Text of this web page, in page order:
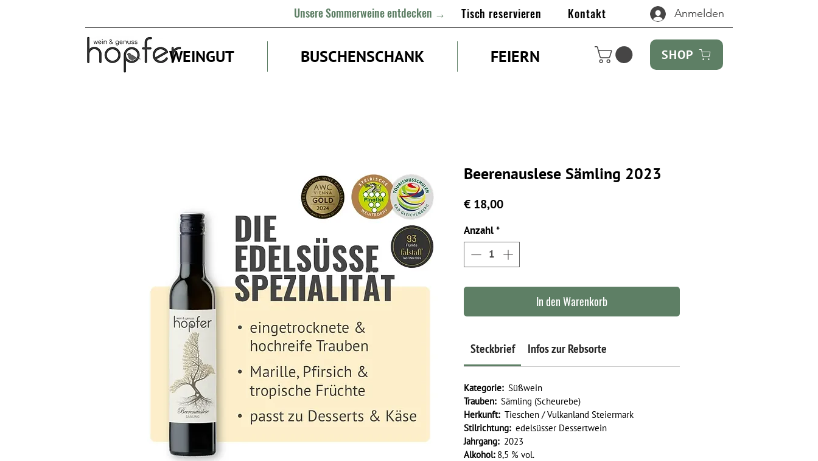
Unsere Sommerweine entdecken → Anmelden
Tisch reservieren Kontakt
WEINGUT BUSCHENSCHANK FEIERN SHOP
Beerenauslese Sämling 2023
€ 18,00Preis
Anzahl*
In den Warenkorb
Steckbrief Infos zur Rebsorte
Kategorie:Süßwein
Trauben:Sämling (Scheurebe)
Herkunft:Tieschen / Vulkanland Steiermark
Stilrichtung: edelsüsser Dessertwein
Jahrgang:2023
Alkohol: 8,5 % vol.